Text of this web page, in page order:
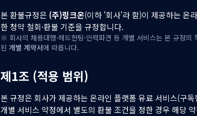
본 환불규정은 (주)링크온(이하 '회사'라 함)이 제공하는 온
한 청약 철회·환불 기준을 규정합니다.
※ 회사의 채용대행·헤드헌팅·인력파견 등 개별 서비스는 본 규정
된 개별 계약서에 따릅니다.
제1조 (적용 범위)
본 규정은 회사가 제공하는 온라인 플랫폼 유료 서비스(구
개별 서비스 약정에서 별도의 환불 조건을 정한 경우 해당